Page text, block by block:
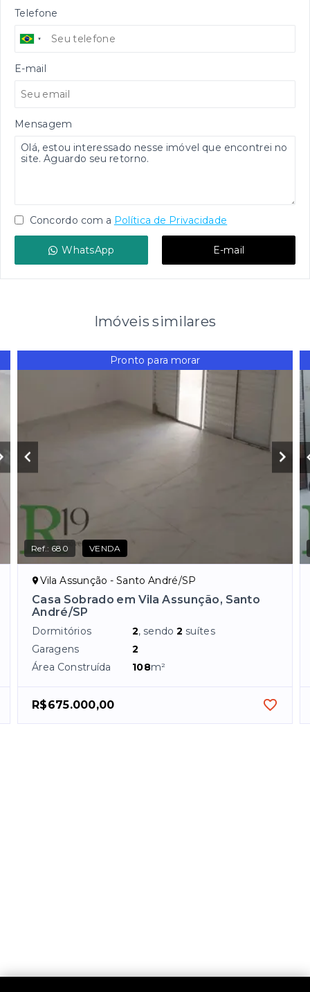
Telefone
E-mail
Mensagem
Concordo com a Política de Privacidade
WhatsApp E-mail
Imóveis similares
Pronto para morar
Ref.: 680 VENDA
Vila Assunção - Santo André/SP
Casa Sobrado em Vila Assunção, Santo
André/SP
Dormitórios 2, sendo2 suítes
Garagens
2
Área Construída
108m²
R$675.000,00